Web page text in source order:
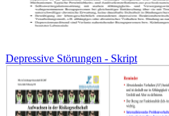
Depressive Störungen - Skript